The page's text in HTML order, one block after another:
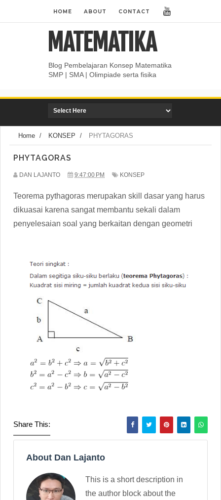
HOME ABOUT CONTACT
MATEMATIKA
Blog Pembelajaran Konsep Matematika
SMP | SMA | Olimpiade serta fisika
Home / KONSEP / PHYTAGORAS
PHYTAGORAS
DAN LAJANTO 9:47:00 PM KONSEP
Teorema pythagoras merupakan skill dasar yang harus
dikuasai karena sangat membantu sekali dalam
penyelesaian soal yang berkaitan dengan geometri
Share This:
About Dan Lajanto
This is a short description in
the author block about the